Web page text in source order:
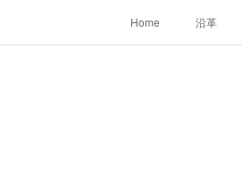
Home 沿革